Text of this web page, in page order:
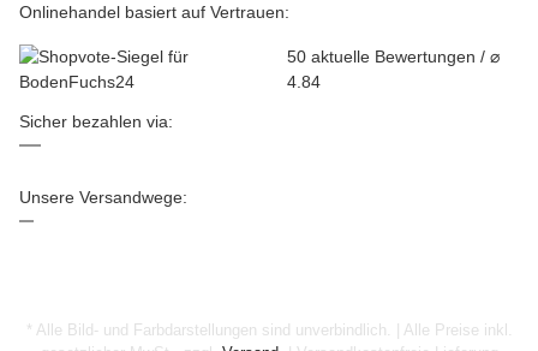
Onlinehandel basiert auf Vertrauen:
50aktuelle Bewertungen / ⌀
4.84
Sicher bezahlen via:
Unsere Versandwege:
* Alle Bild- und Farbdarstellungen sind unverbindlich. | Alle Preise inkl.